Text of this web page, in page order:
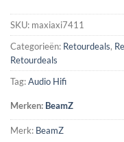
SKU: maxiaxi7411
Categorieën: Retourdeals,
Retourdeals
Tag:Audio Hifi
Merken: BeamZ
Merk: BeamZ